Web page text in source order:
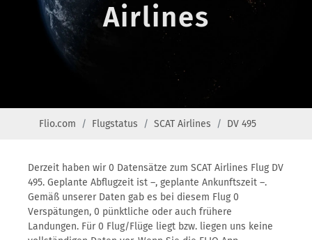
Airlines
Flio.com Flugstatus SCAT Airlines DV 495
Derzeit haben wir 0 Datensätze zum SCAT Airlines Flug DV
495. Geplante Abflugzeit ist –, geplante Ankunftszeit –.
Gemäß unserer Daten gab es bei diesem Flug 0
Verspätungen, 0 pünktliche oder auch frühere
Landungen. Für 0 Flug/Flüge liegt bzw. liegen uns keine